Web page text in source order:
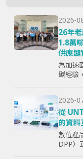
2026-
26年
1.8萬
供應鏈
為加速
碳經驗
成果交
2026-
從
的資料
數位產
DPP）